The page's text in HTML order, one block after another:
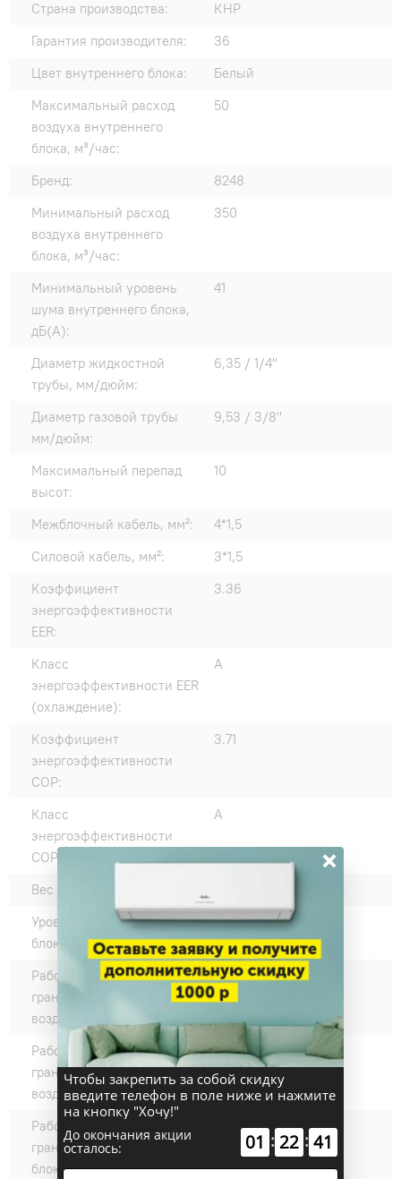
Страна производства:
КНР
Гарантия производителя:
36
Цвет внутреннего блока:
Белый
Максимальный расход
воздуха внутреннего
блока, м³/час:
50
Бренд:
8248
Минимальный расход
воздуха внутреннего
блока, м³/час:
350
Минимальный уровень
шума внутреннего блока,
дБ(А):
41
Диаметр жидкостной
трубы, мм/дюйм:
6,35 / 1/4"
Диаметр газовой трубы
мм/дюйм:
9,53 / 3/8"
Максимальный перепад
высот:
10
Межблочный кабель, мм²:
4*1,5
Силовой кабель, мм²:
3*1,5
Коэффициент
энергоэффективности
EER:
3.36
Класс
энергоэффективности EER
(охлаждение):
A
Коэффициент
энергоэффективности
COP:
3.71
Класс
энергоэффективности
COP (нагрев):
A
Вес внешнего блока, кг:
Уровень шума наружного
блока, дБ(А):
50
Рабочие температурные
границы наружного
воздуха (охлаждение) °C:
-15-+50
Рабочие температурные
границы наружного
воздуха (нагрев) °C:
-15-+30
Рабочие температурные
границы внутреннего
блока (охлаждение) °C:
+17-+32
×
Чтобы закрепить за собой скидку
введите телефон в поле ниже и нажмите
на кнопку "Хочу!"
До окончания акции
осталось: 01 : 22 : 40